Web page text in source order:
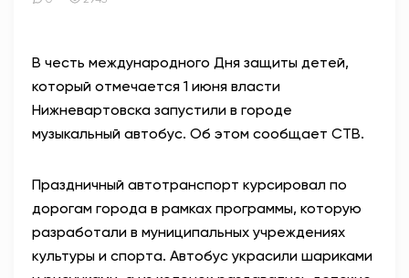
В честь международного Дня защиты детей,
который отмечается 1 июня власти
Нижневартовска запустили в городе
музыкальный автобус. Об этом сообщает СТВ.
Праздничный автотранспорт курсировал по
дорогам города в рамках программы, которую
разработали в муниципальных учреждениях
культуры и спорта. Автобус украсили шариками